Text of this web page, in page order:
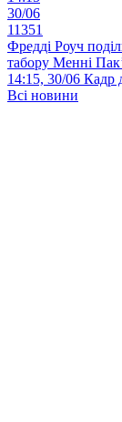
30/06
11351
Фредді Роуч
табору Менні
14:15, 30/06 Кадр
Всі новини